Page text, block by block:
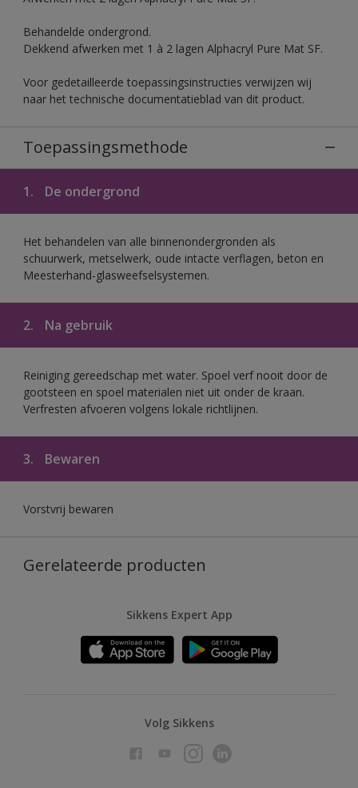
Behandelde ondergrond.
Dekkend afwerken met 1 à 2 lagen Alphacryl Pure Mat SF.
Voor gedetailleerde toepassingsinstructies verwijzen wij
naar het technische documentatieblad van dit product.
Toepassingsmethode
1. De ondergrond
Het behandelen van alle binnenondergronden als
schuurwerk, metselwerk, oude intacte verflagen, beton en
Meesterhand-glasweefselsystemen.
2. Na gebruik
Reiniging gereedschap met water. Spoel verf nooit door de
gootsteen en spoel materialen niet uit onder de kraan.
Verfresten afvoeren volgens lokale richtlijnen.
3. Bewaren
Vorstvrij bewaren
Gerelateerde producten
Sikkens Expert App
Volg Sikkens